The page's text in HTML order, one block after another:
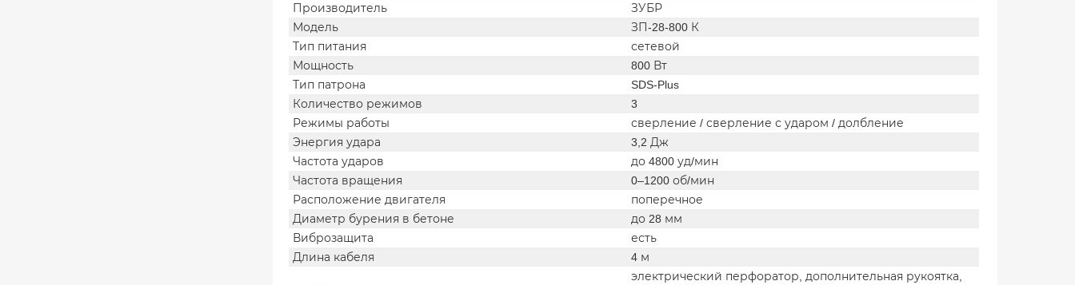
Производитель
ЗУБР
Модель
ЗП-28-800 К
Тип питания
сетевой
Мощность
800 Вт
Тип патрона
SDS-Plus
Количество режимов
3
Режимы работы
сверление / сверление с ударом / долбление
Энергия удара
3,2 Дж
Частота ударов
до 4800 уд/мин
Частота вращения
0–1200 об/мин
Расположение двигателя
поперечное
Диаметр бурения в бетоне
до 28 мм
Виброзащита
есть
Длина кабеля
4 м
электрический перфоратор, дополнительная рукоятка,